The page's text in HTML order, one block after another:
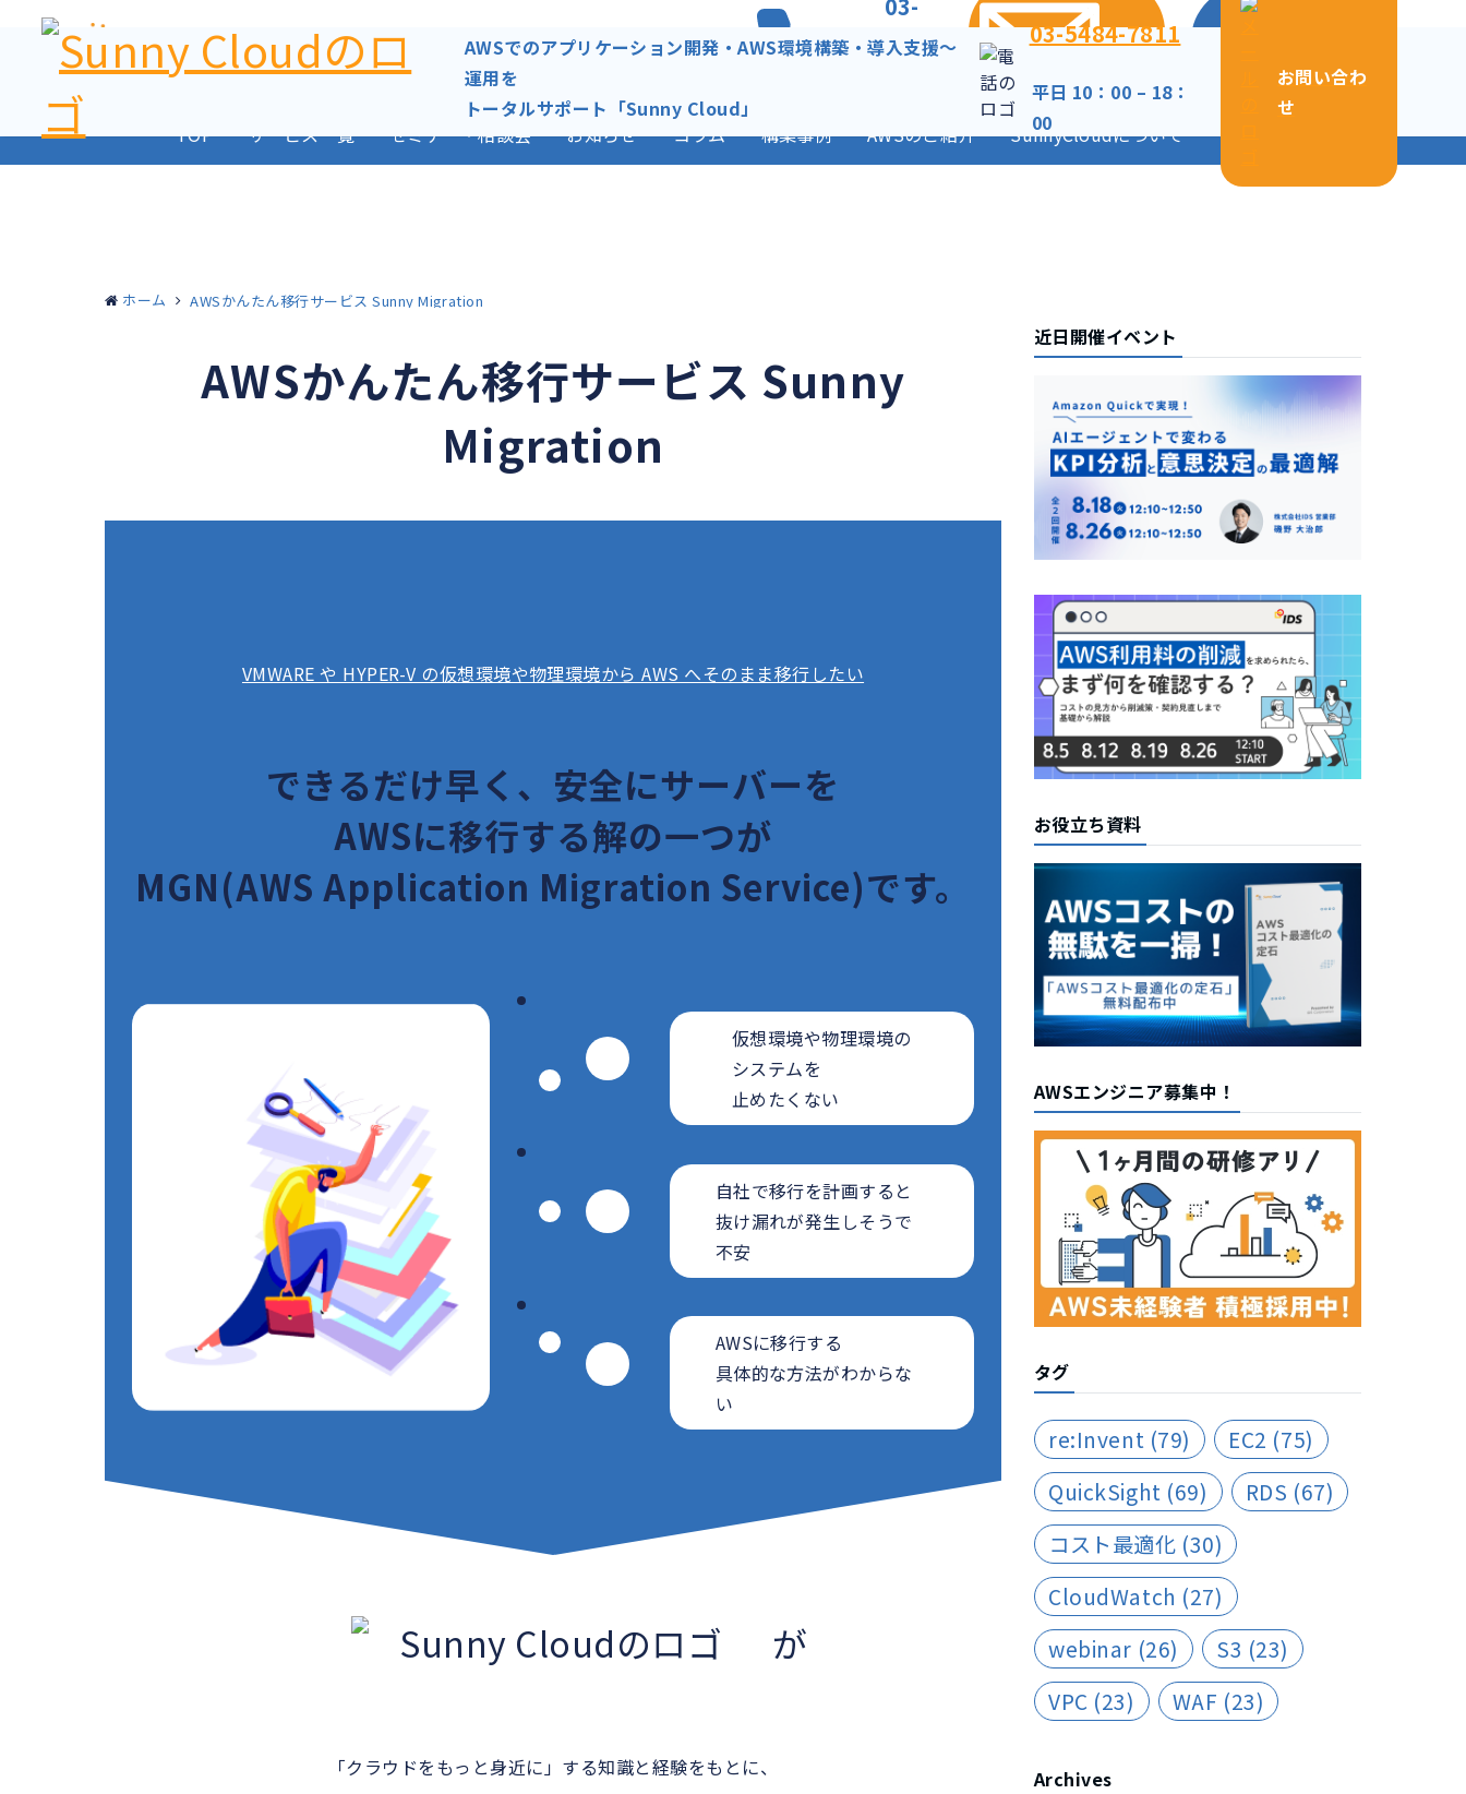
AWSでのアプリケーション開発・AWS環境構築・
導入支援～運用をトータルサポート「Sunny Cloud」
5484-
ご相
請求
TOP サービス一覧 セミナー・相談会 お知らせ コラム 構築事例 AWSのご紹介 SunnyCloudについて 採用情報
ホーム AWSかんたん移行サービス Sunny Migration
AWSかんたん移行サービス Sunny
Migration
AWSでのアプリケーション開発・AWS環境構築・導入支援～
運用を
トータルサポート「Sunny Cloud」
03-5484-7811
平日 10：00 – 18：
00
お問い合わ
せ
VMWARE や HYPER-V の仮想環境や物理環境から AWS へそのまま移行したい
できるだけ早く、安全にサーバーを
AWSに移行する解の一つが
MGN(AWS Application Migration Service)です。
仮想環境や物理環境の
システムを
止めたくない
自社で移行を計画すると
抜け漏れが発生しそうで
不安
AWSに移行する
具体的な方法がわからな
い
が
「クラウドをもっと身近に」する知識と経験をもとに、
近日開催イベント
お役立ち資料
AWSエンジニア募集中！
タグ
re:Invent (79) EC2 (75)
QuickSight (69) RDS (67)
コスト最適化 (30)
CloudWatch (27)
webinar (26) S3 (23)
VPC (23) WAF (23)
Archives